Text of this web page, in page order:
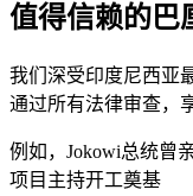
值得信赖的巴
我们深受印度尼西亚
通过所有法律审查，
例如，Jokowi总统曾
项目主持开工奠基